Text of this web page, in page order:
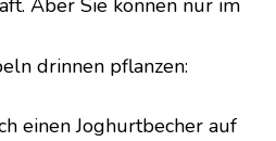
Aber Sie können nur im
drinnen pflanzen:
einen Joghurtbecher auf